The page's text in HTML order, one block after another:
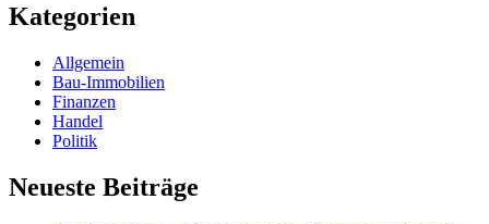
Kategorien
Allgemein
Bau-Immobilien
Finanzen
Handel
Politik
Neueste Beiträge